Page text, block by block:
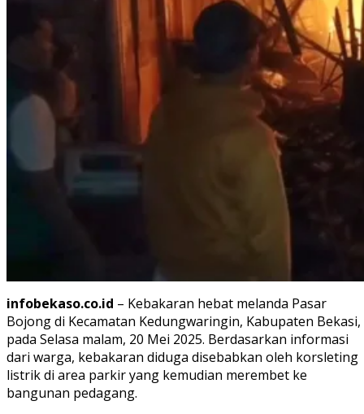
infobekaso.co.id – Kebakaran hebat melanda Pasar
Bojong di Kecamatan Kedungwaringin, Kabupaten Bekasi,
pada Selasa malam, 20 Mei 2025. Berdasarkan informasi
dari warga, kebakaran diduga disebabkan oleh korsleting
listrik di area parkir yang kemudian merembet ke
bangunan pedagang.